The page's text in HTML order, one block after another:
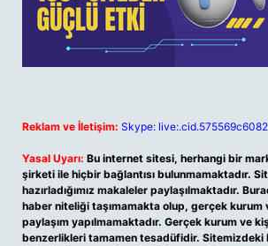
Reklam ve İletişim: Skype:
Yasal Uyarı: Bu internet sitesi, herhangi bir
şirketi ile hiçbir bağlantısı bulunmamaktadır.
hazırladığımız makaleler paylaşılmaktadır.
haber niteliği taşımamakta olup, gerçek kurum
paylaşım yapılmamaktadır. Gerçek kurum ve
benzerlikleri tamamen tesadüfidir. Sitemizdeki